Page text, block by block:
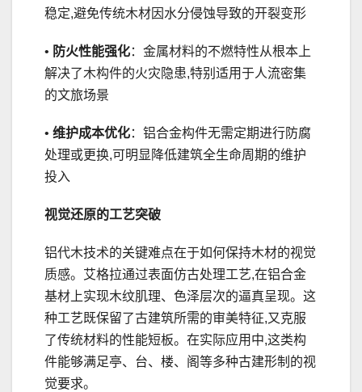
稳定,避免传统木材因水分侵蚀导致的开裂变形
• 防火性能强化：金属材料的不燃特性从根本上
解决了木构件的火灾隐患,特别适用于人流密集
的文旅场景
• 维护成本优化：铝合金构件无需定期进行防腐
处理或更换,可明显降低建筑全生命周期的维护
投入
视觉还原的工艺突破
铝代木技术的关键难点在于如何保持木材的视觉
质感。艾格拉通过表面仿古处理工艺,在铝合金
基材上实现木纹肌理、色泽层次的逼真呈现。这
种工艺既保留了古建筑所需的审美特征,又克服
了传统材料的性能短板。在实际应用中,这类构
件能够满足亭、台、楼、阁等多种古建形制的视
觉要求。